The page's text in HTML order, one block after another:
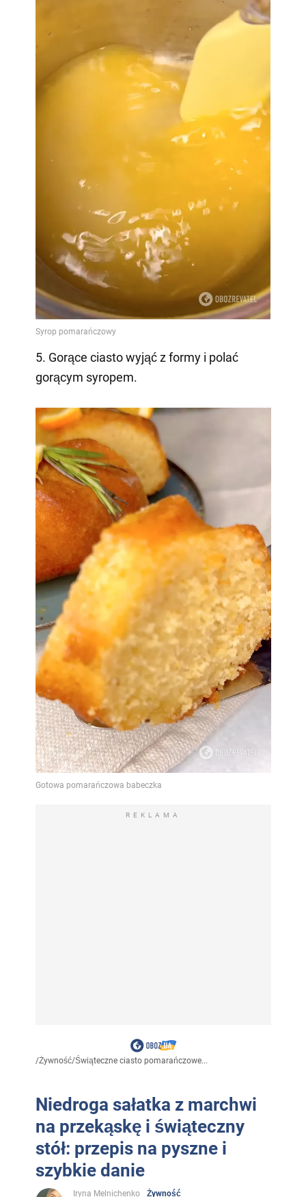
5. Gorące ciasto wyjąć z formy i polać
gorącym syropem.
REKLAMA
/Żywność/Świąteczne ciasto pomarańczowe...
Niedroga sałatka z marchwi
na przekąskę i świąteczny
stół: przepis na pyszne i
szybkie danie
Iryna Melnichenko Żywność